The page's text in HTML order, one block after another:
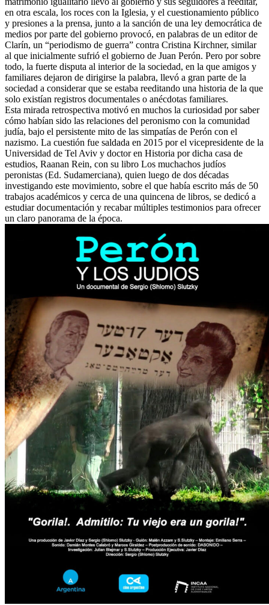
en otra escala, los roces con la Iglesia, y el cuestionamiento público
y presiones a la prensa, junto a la sanción de una ley democrática de
medios por parte del gobierno provocó, en palabras de un editor de
Clarín, un “periodismo de guerra” contra Cristina Kirchner, similar
al que inicialmente sufrió el gobierno de Juan Perón. Pero por sobre
todo, la fuerte disputa al interior de la sociedad, en la que amigos y
familiares dejaron de dirigirse la palabra, llevó a gran parte de la
sociedad a considerar que se estaba reeditando una historia de la que
solo existían registros documentales o anécdotas familiares.
Esta mirada retrospectiva motivó en muchos la curiosidad por saber
cómo habían sido las relaciones del peronismo con la comunidad
judía, bajo el persistente mito de las simpatías de Perón con el
nazismo. La cuestión fue saldada en 2015 por el vicepresidente de la
Universidad de Tel Aviv y doctor en Historia por dicha casa de
estudios, Raanan Rein, con su libro Los muchachos judíos
peronistas (Ed. Sudamerciana), quien luego de dos décadas
investigando este movimiento, sobre el que había escrito más de 50
trabajos académicos y cerca de una quincena de libros, se dedicó a
estudiar documentación y recabar múltiples testimonios para ofrecer
un claro panorama de la época.